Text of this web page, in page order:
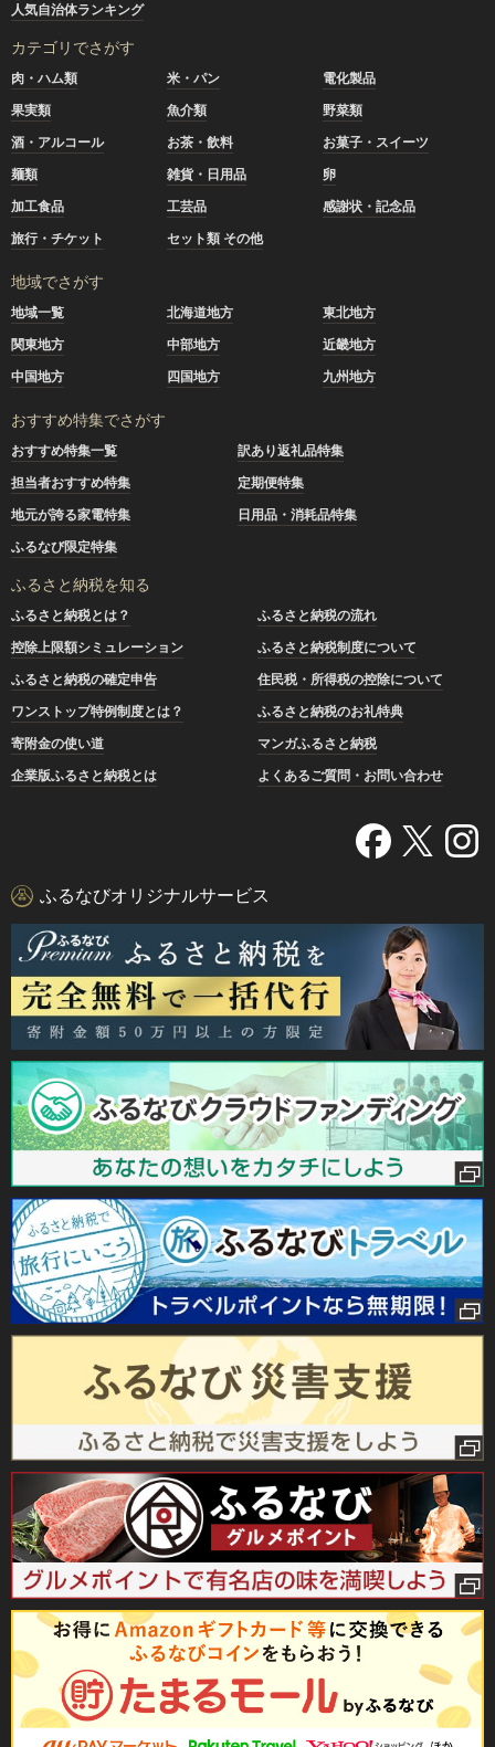
人気自治体ランキング
カテゴリでさがす
肉・ハム類 米・パン
電化製品
果実類
魚介類
野菜類
酒・アルコール
お茶・飲料
お菓子・スイーツ
麺類
雑貨・日用品
卵
加工食品
工芸品
感謝状・記念品
旅行・チケット
セット類 その他
地域でさがす
地域一覧 北海道地方
東北地方
関東地方
中部地方
近畿地方
中国地方
四国地方 九州地方
おすすめ特集でさがす
おすすめ特集一覧
訳あり返礼品特集
担当者おすすめ特集
定期便特集
地元が誇る家電特集
日用品・消耗品特集
ふるなび限定特集
ふるさと納税を知る
ふるさと納税とは？
ふるさと納税の流れ
控除上限額シミュレーション
ふるさと納税制度について
ふるさと納税の確定申告
住民税・所得税の控除について
ワンストップ特例制度とは？
ふるさと納税のお礼特典
寄附金の使い道
マンガふるさと納税
企業版ふるさと納税とは
よくあるご質問・お問い合わせ
ふるなびオリジナルサービス